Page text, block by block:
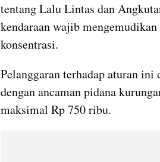
tentang Lalu Lintas dan
kendaraan wajib
konsentrasi.
Pelanggaran terhadap aturan ini
dengan ancaman pidana
maksimal Rp 750 ribu.